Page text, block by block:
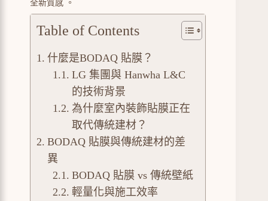
全新質感 。
Table of Contents
什麼是BODAQ 貼膜？
LG 集團與 Hanwha L&C
的技術背景
為什麼室內裝飾貼膜正在
取代傳統建材？
BODAQ 貼膜與傳統建材的差
異
BODAQ 貼膜 vs 傳統壁紙
輕量化與施工效率